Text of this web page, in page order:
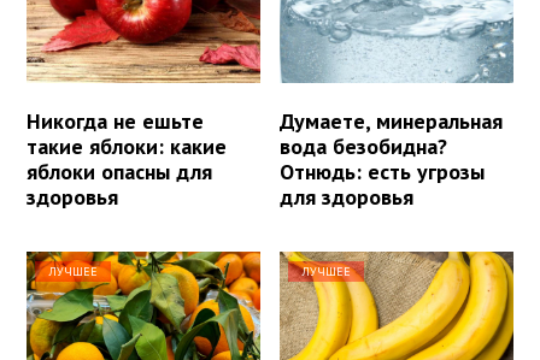
Никогда не ешьте
такие яблоки: какие
яблоки опасны для
здоровья
Думаете, минеральная
вода безобидна?
Отнюдь: есть угрозы
для здоровья
ЛУЧШЕЕ ЛУЧШЕЕ